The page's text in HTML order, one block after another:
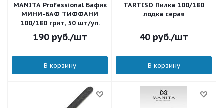
MANITA Professional Бафик
МИНИ-БАФ ТИФФАНИ
100/180 грит, 50 шт/уп.
190руб./шт
В корзину
TARTISO Пилка 100/180
лодка серая
40 руб./шт
В корзину